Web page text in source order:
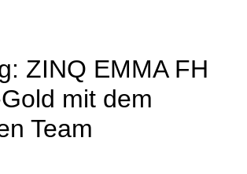
ZINQ EMMA FH
mit dem
Team